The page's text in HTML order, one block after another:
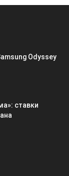
Odyssey
ставки